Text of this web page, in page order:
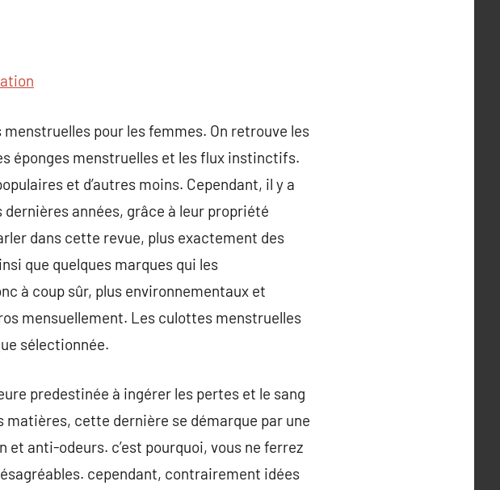
pour les femmes. On retrouve les
éponges menstruelles et les flux instinctifs.
et d’autres moins. Cependant, il y a
années, grâce à leur propriété
dans cette revue, plus exactement des
que quelques marques qui les
à coup sûr, plus environnementaux et
mensuellement. Les culottes menstruelles
sélectionnée.
predestinée à ingérer les pertes et le sang
cette dernière se démarque par une
anti-odeurs. c’est pourquoi, vous ne ferrez
cependant, contrairement idées